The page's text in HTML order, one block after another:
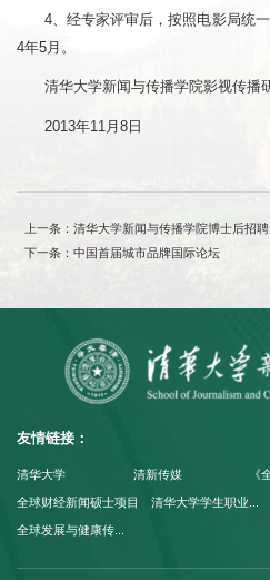
4、经专家评审后，按照电影局统
4年5月。
清华大学新闻与传播学院影视传播
2013年11月8日
上一条：清华大学新闻与传播学院博士后招
下一条：中国首届城市品牌国际论坛
友情链接：
清华大学 清新传媒 《
全球财经新闻硕士项目 清华大学学生职业...
全球发展与健康传...